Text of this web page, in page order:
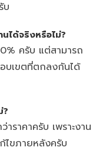
บ
ได้จริงหรือไม่?
ครับ แต่สามารถ
บเขตที่ตกลงกันได้
?
ราคาครับ เพราะงาน
ไขภายหลังครับ